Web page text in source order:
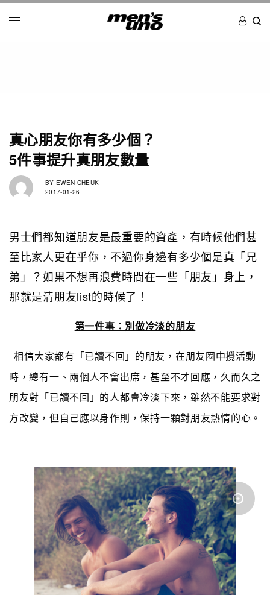
真心朋友你有多少個？
5件事提升真朋友數量
BY EWEN CHEUK
2017-01-26
男士們都知道朋友是最重要的資產，有時候他們甚
至比家人更在乎你，不過你身邊有多少個是真「兄
弟」？如果不想再浪費時間在一些「朋友」身上，
那就是清朋友list的時候了！
第一件事：別做冷淡的朋友
相信大家都有「已讀不回」的朋友，在朋友圈中攪活動
時，總有一、兩個人不會出席，甚至不才回應，久而久之
朋友對「已讀不回」的人都會冷淡下來，雖然不能要求對
方改變，但自己應以身作則，保持一顆對朋友熱情的心。